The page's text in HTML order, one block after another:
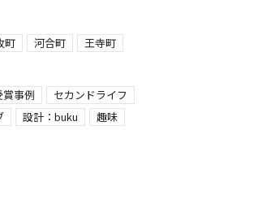
町 河合町
王寺町
賞事例
セカンドライフ
設計：buku
趣味